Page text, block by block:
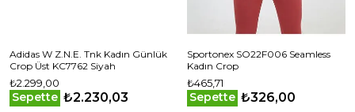
Adidas W Z.N.E. Tnk Kadın Günlük
Crop Üst KC7762 Siyah
₺2.299,00
Sepette ₺2.230,03
Sportonex SO22F006 Seamless
Kadın Crop
₺465,71
Sepette ₺326,00